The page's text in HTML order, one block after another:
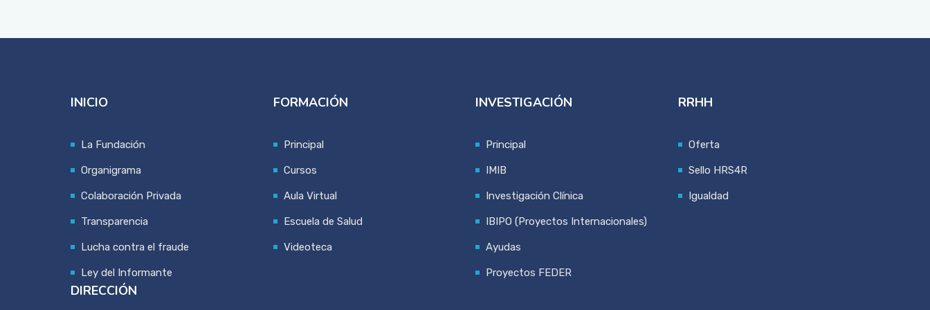
INICIO
La Fundación
Organigrama
Colaboración Privada
Transparencia
Lucha contra el fraude
Ley del Informante
FORMACIÓN
Principal
Cursos
Aula Virtual
Escuela de Salud
Videoteca
INVESTIGACIÓN
Principal
IMIB
Investigación Clínica
IBIPO (Proyectos Internacionales)
Ayudas
Proyectos FEDER
RRHH
Oferta
Sello HRS4R
Igualdad
DIRECCIÓN